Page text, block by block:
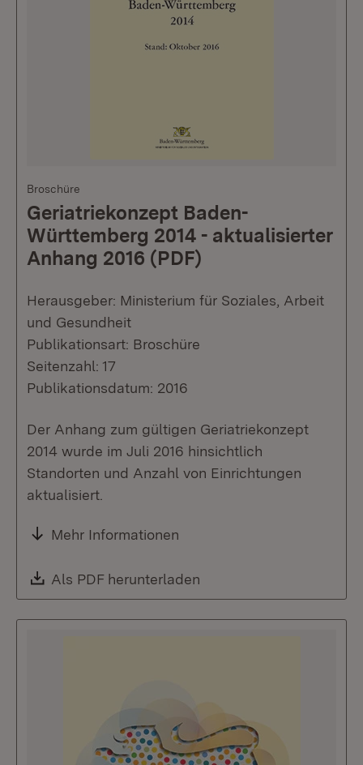
Broschüre
Geriatriekonzept Baden-
Württemberg 2014 - aktualisierter
Anhang 2016 (PDF)
Herausgeber: Ministerium für Soziales, Arbeit
und Gesundheit
Publikationsart: Broschüre
Seitenzahl: 17
Publikationsdatum: 2016
Der Anhang zum gültigen Geriatriekonzept
2014 wurde im Juli 2016 hinsichtlich
Standorten und Anzahl von Einrichtungen
aktualisiert.
Mehr Informationen
Download:
Als PDF herunterladen